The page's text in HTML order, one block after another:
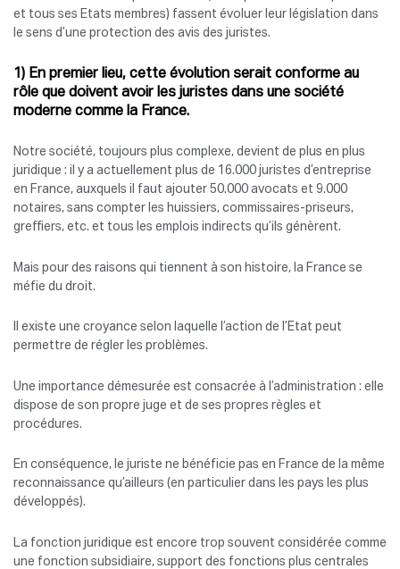
et tous ses Etats membres) fassent évoluer leur législation dans
le sens d’une protection des avis des juristes.
1) En premier lieu, cette évolution serait conforme au
rôle que doivent avoir les juristes dans une société
moderne comme la France.
Notre société, toujours plus complexe, devient de plus en plus
juridique : il y a actuellement plus de 16.000 juristes d’entreprise
en France, auxquels il faut ajouter 50.000 avocats et 9.000
notaires, sans compter les huissiers, commissaires-priseurs,
greffiers, etc. et tous les emplois indirects qu’ils génèrent.
Mais pour des raisons qui tiennent à son histoire, la France se
méfie du droit.
Il existe une croyance selon laquelle l’action de l’Etat peut
permettre de régler les problèmes.
Une importance démesurée est consacrée à l’administration : elle
dispose de son propre juge et de ses propres règles et
procédures.
En conséquence, le juriste ne bénéficie pas en France de la même
reconnaissance qu’ailleurs (en particulier dans les pays les plus
développés).
La fonction juridique est encore trop souvent considérée comme
une fonction subsidiaire, support des fonctions plus centrales